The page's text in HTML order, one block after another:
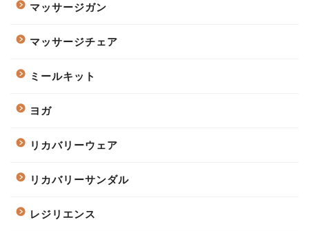
マッサージガン
マッサージチェア
ミールキット
ヨガ
リカバリーウェア
リカバリーサンダル
レジリエンス